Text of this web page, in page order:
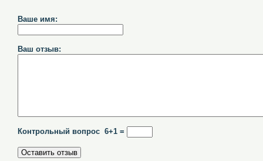
Ваше имя:
Ваш отзыв:
Контрольный вопрос 6+1 =